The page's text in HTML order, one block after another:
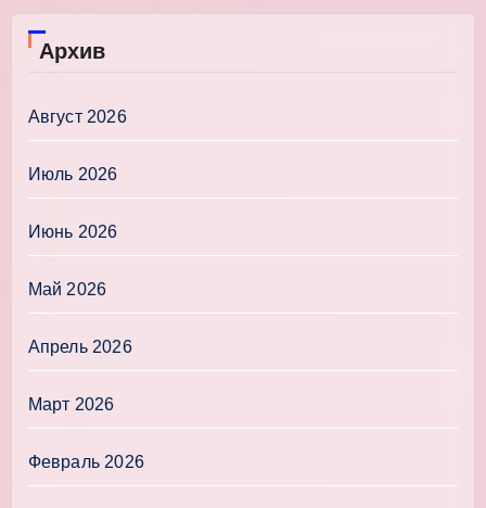
Архив
Август 2026
Июль 2026
Июнь 2026
Май 2026
Апрель 2026
Март 2026
Февраль 2026